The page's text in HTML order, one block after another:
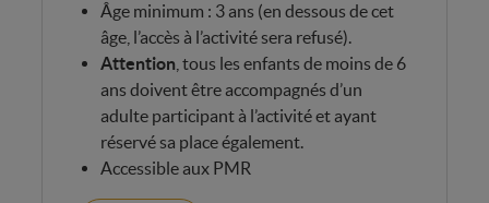
Âge minimum : 3 ans (en dessous de cet
âge, l’accès à l’activité sera refusé).
Attention , tous les enfants de moins de 6
ans doivent être accompagnés d’un
adulte participant à l’activité et ayant
réservé sa place également.
Accessible aux PMR